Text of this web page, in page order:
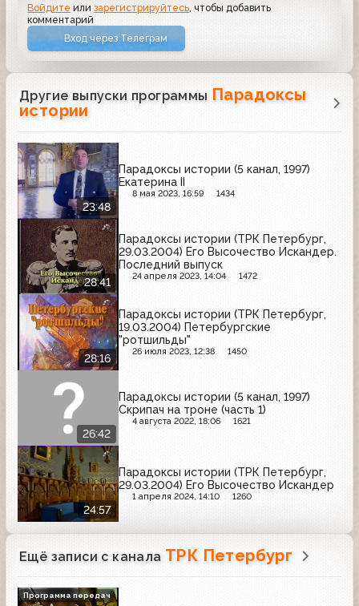
Войдите илизарегистрируйтесь , чтобы добавить
комментарий
Вход через Телеграм
Другие выпуски программы Парадоксы
истории
23:48
Парадоксы истории (5 канал, 1997)
Екатерина II
8 мая 2023, 16:59 1434
28:41
Парадоксы истории (ТРК Петербург,
29.03.2004) Его Высочество Искандер.
Последний выпуск
24 апреля 2023, 14:04 1472
28:16
Парадоксы истории (ТРК Петербург,
19.03.2004) Петербургские
"ротшильды"
26 июля 2023, 12:38 1450
26:42
Парадоксы истории (5 канал, 1997)
Скрипач на троне (часть 1)
4 августа 2022, 18:06 1621
24:57
Парадоксы истории (ТРК Петербург,
29.03.2004) Его Высочество Искандер
1 апреля 2024, 14:10 1260
Ещё записи с канала ТРК Петербург
Программа передач